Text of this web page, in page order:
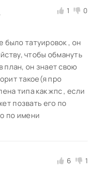
1 0
было татуировок , он
чтобы обмануть
план, он знает свою
такое(я про
типа как жпс , если
позвать его по
по имени
6 1